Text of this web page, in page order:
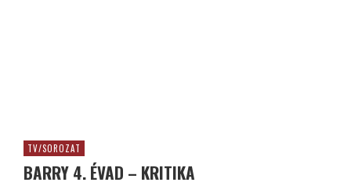
TV/SOROZAT
BARRY 4. ÉVAD – KRITIKA